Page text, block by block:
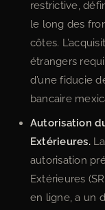
restrictive,
le long des
côtes.
étrangers
d’une fiducie
bancaire
Autorisation
Extérieures.
autorisation
Extérieures
en ligne, a un